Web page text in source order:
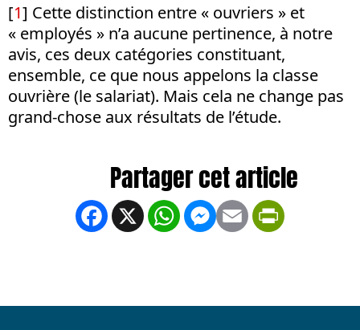
[1] Cette distinction entre « ouvriers » et
« employés » n’a aucune pertinence, à notre
avis, ces deux catégories constituant,
ensemble, ce que nous appelons la classe
ouvrière (le salariat). Mais cela ne change pas
grand-chose aux résultats de l’étude.
Facebook
X WhatsApp
Messenger
Email